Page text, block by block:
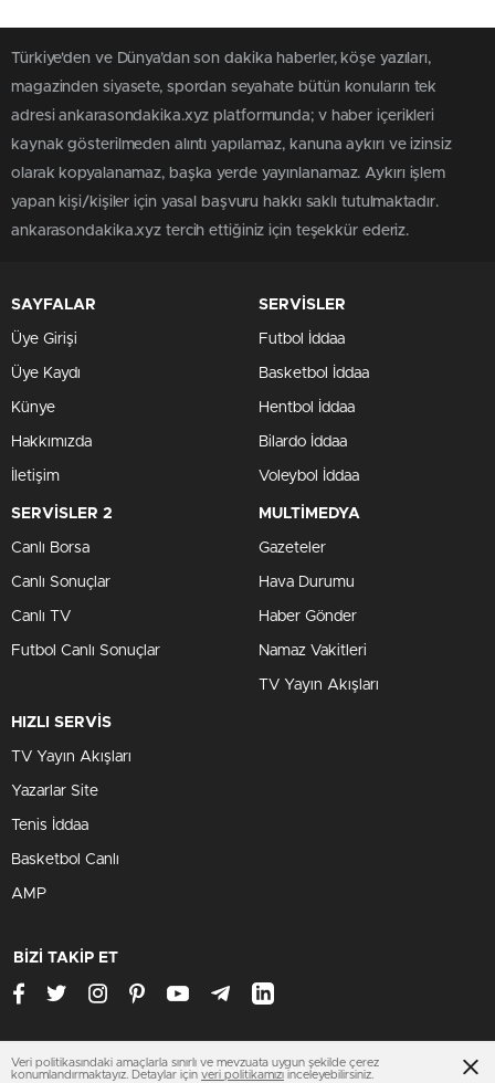
Türkiye'den ve Dünya’dan son dakika haberler, köşe yazıları,
magazinden siyasete, spordan seyahate bütün konuların tek
adresi ankarasondakika.xyz platformunda; v haber içerikleri
kaynak gösterilmeden alıntı yapılamaz, kanuna aykırı ve izinsiz
olarak kopyalanamaz, başka yerde yayınlanamaz. Aykırı işlem
yapan kişi/kişiler için yasal başvuru hakkı saklı tutulmaktadır.
ankarasondakika.xyz tercih ettiğiniz için teşekkür ederiz.
SAYFALAR
Üye Girişi
Üye Kaydı
Künye
Hakkımızda
İletişim
SERVİSLER
Futbol İddaa
Basketbol İddaa
Hentbol İddaa
Bilardo İddaa
Voleybol İddaa
SERVİSLER 2
Canlı Borsa
Canlı Sonuçlar
Canlı TV
Futbol Canlı Sonuçlar
MULTİMEDYA
Gazeteler
Hava Durumu
Haber Gönder
Namaz Vakitleri
TV Yayın Akışları
HIZLI SERVİS
TV Yayın Akışları
Yazarlar Site
Tenis İddaa
Basketbol Canlı
AMP
BİZİ TAKİP ET
ankarasondakika.xyz
Veri politikasındaki amaçlarla sınırlı ve mevzuata uygun şekilde çerez
konumlandırmaktayız. Detaylar için veri politikamızı inceleyebilirsiniz.